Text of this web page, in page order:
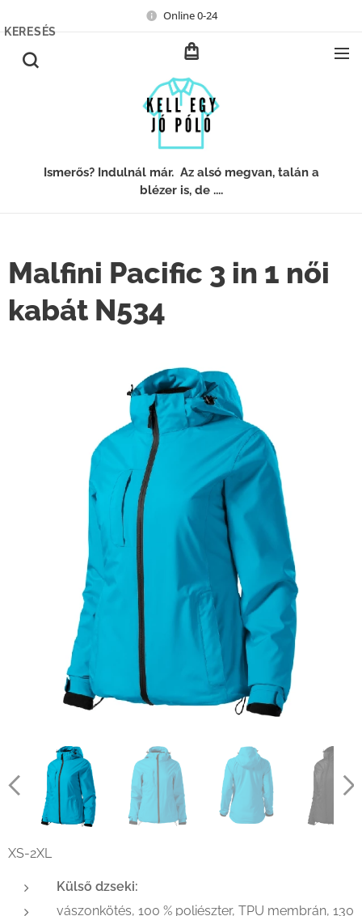
Online 0-24
Ismerős? Indulnál már. Az alsó megvan, talán a
blézer is, de ....
KERESÉS
Malfini Pacific 3 in 1 női
kabát N534
XS-2XL
Külső dzseki:
vászonkötés, 100 % poliészter, TPU membrán, 130